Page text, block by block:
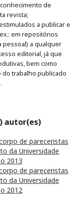
de
revista;
a publicar e
em repositórios
pessoal) a qualquer
editorial, já que
bem como
do trabalho publicado
autor(es)
de pareceristas
da Universidade
2013
de pareceristas
da Universidade
2012